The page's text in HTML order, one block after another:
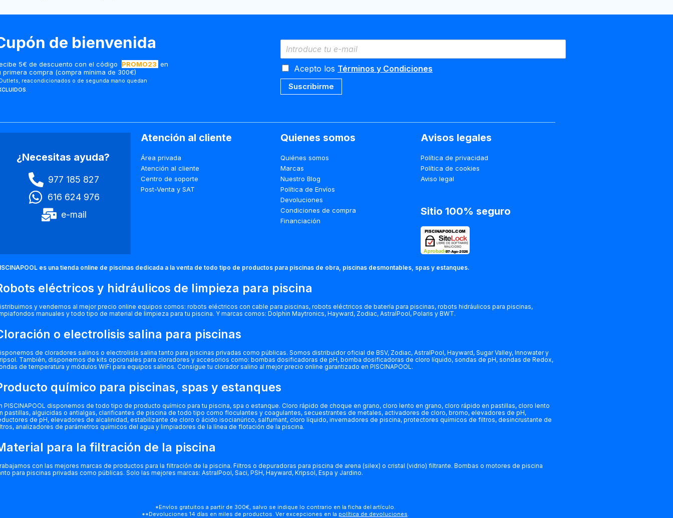
de bienvenida
5€ de descuento con el código PROMO23 en
primera compra (compra mínima de 300€)
reacondicionados o de segunda mano quedan
.
Acepto los Términos y Condiciones
Suscribirme
¿Necesitas ayuda?
977 185 827
616 624 976
e-mail
Atención al cliente
Área privada
Atención al cliente
Centro de soporte
Post-Venta y SAT
Quienes somos
Quiénes somos
Marcas
Nuestro Blog
Política de Envíos
Devoluciones
Condiciones de compra
Financiación
Avisos legales
Política de privacidad
Política de cookies
Aviso legal
Sitio 100% seguro
es una tienda online de piscinas dedicada a la venta de todo tipo de productos para piscinas de obra, piscinas desmontables, spas y estanques.
eléctricos y hidráulicos de limpieza para piscina
y vendemos al mejor precio online equipos comos: robots eléctricos con cable para piscinas, robots eléctricos de batería para piscinas, robots hidráulicos para piscinas,
manuales y todo tipo de material de limpieza para tu piscina. Y marcas comos: Dolphin Maytronics, Hayward, Zodiac, AstralPool, Polaris y BWT.
o electrolisis salina para piscinas
de cloradores salinos o electrolisis salina tanto para piscinas privadas como públicas. Somos distribuidor oficial de BSV, Zodiac, AstralPool, Hayward, Sugar Valley, Innowater y
También, disponemos de kits opcionales para cloradores y accesorios como: bombas dosificadoras de pH, bomba dosificadoras de cloro líquido, sondas de pH, sondas de Redox,
de temperatura y módulos WiFi para equipos salinos. Consigue tu clorador salino al mejor precio online garantizado en PISCINAPOOL.
químico para piscinas, spas y estanques
PISCINAPOOL disponemos de todo tipo de producto químico para tu piscina, spa o estanque. Cloro rápido de choque en grano, cloro lento en grano, cloro rápido en pastillas, cloro lento
pastillas, alguicidas o antialgas, clarificantes de piscina de todo tipo como floculantes y coagulantes, secuestrantes de metales, activadores de cloro, bromo, elevadores de pH,
de pH, elevadores de alcalinidad, estabilizante de cloro o ácido isocianúrico, salfumant, cloro líquido, invernadores de piscina, protectores químicos de filtros, desincrustante de
analizadores de parámetros químicos del agua y limpiadores de la línea de flotación de la piscina.
para la filtración de la piscina
con las mejores marcas de productos para la filtración de la piscina. Filtros o depuradoras para piscina de arena (silex) o cristal (vidrio) filtrante. Bombas o motores de piscina
para piscinas privadas como públicas. Solo las mejores marcas: AstralPool, Saci, PSH, Hayward, Kripsol, Espa y Jardino.
*Envíos gratuitos a partir de 300€, salvo se indique lo contrario en la ficha del artículo.
**Devoluciones 14 días en miles de productos. Ver excepciones en la política de devoluciones.